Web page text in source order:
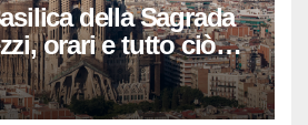
della Sagrada
orari e tutto ciò
per
indimenticabile